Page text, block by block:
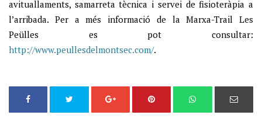
avituallaments, samarreta tècnica i servei de fisioteràpia a
l’arribada. Per a més informació de la Marxa-Trail Les
Peülles es pot consultar:
http://www.peullesdelmontsec.com/.